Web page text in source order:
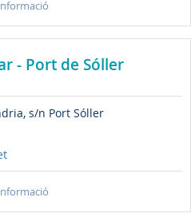
- Port de Sóller
s/n Port Sóller